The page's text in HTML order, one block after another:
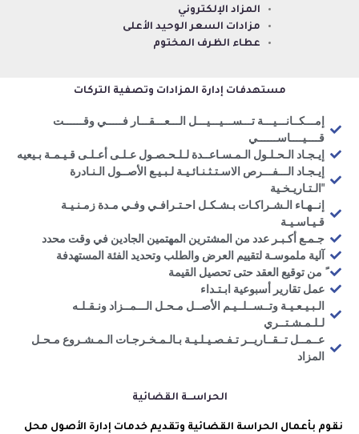
المزاد الإلكتروني
مزادات السعر الوحيد الأعلى
عطاء الظرف المختوم
مستهدفات إدارة المزادات وتصفية التركات
إمـــكــانـــيـــة تـــســـيـــيـــل الـــعـــقـــار فـــــي وقــــــت
قــــيــــاســــــي
إيـجـاد الـحـلـول الـمـسـاعــدة لـلـحـصـول عـلـى أعـلـى قـيـمـة بـيعيه
إيـجـاد الـــفـــرص الاسـتـثـنـائـيـة لـبـيـع الأصــول الـنـادرة
"الـتـاريـخـية
إنــهـاء الـشـراكـات بـشـكـل احـتـرافـي وفـي مـدة زمـنـيـة
قـيـاسـيـة
جـمـع أكـبـر عدد من المشترين المهتمين الجادين في وقت محدد
آلية ملموسـة لتقييم العرض والطلب وتحديد الفئة المستهدفة
ً من توقيع العقد حتى تحصيل القيمة
عمل تقارير أسبوعية ابـتـداء
الـبـيـعـيـة وتــســلــيـم الأصــل مـحـل الـــمــزاد ونـقـلـه
لـلـمـشـتــري
عــمــل تــقــاريــر تـفـصـيـلـيـة بـالـمـخـرجـات الـمـشـروع مـحـل
المزاد
الحراســـة القضائية
نقوم بأعمال الحراسة القضائية وتقديم خدمات إدارة الأصول محل